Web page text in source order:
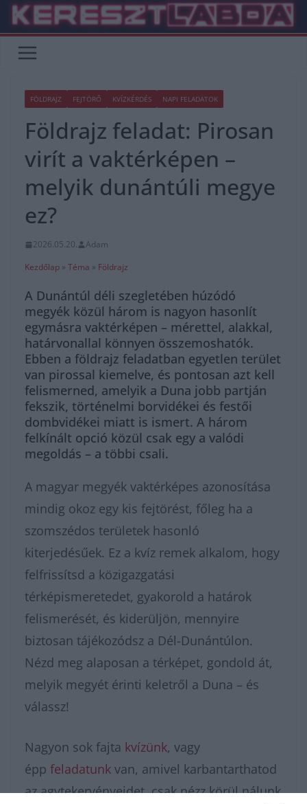
Skip
content
FÖLDRAJZ FEJTÖRŐ KVÍZKÉRDÉS NAPI FELADATOK
Földrajz feladat: Pirosan
virít a vaktérképen –
melyik dunántúli megye
ez?
2026.05.20.
Adam
Kezdőlap » Téma » Földrajz
A Dunántúl déli szegletében húzódó
megyék közül három is nagyon hasonlít
egymásra vaktérképen – mérettel, alakkal,
határvonallal könnyen összemoshatók.
Ebben a földrajz feladatban egyetlen terület
van pirossal kiemelve, és pontosan azt kell
felismerned, amelyik a Duna jobb partján
fekszik, történelmi borvidékei és festői
dombvidékei miatt is ismert. A három
felkínált opció közül csak egy a valódi
megoldás – a többi csali.
A magyar megyék vaktérképes azonosítása
mindig okoz egy kis fejtörést, főleg ha a
szomszédos területek hasonló
kiterjedésűek. Ez a kvíz remek alkalom, hogy
felfrissítsd a közigazgatási
térképismeretedet, gyakorold a határok
felismerését, és kiderüljön, mennyire
biztosan tájékozódsz a Dél-Dunántúlon.
Nézd meg alaposan a térképet, gondold át,
melyik megyét érinti keletről a Duna – és
válassz!
Nagyon sok fajta kvízünk, vagy
épp feladatunk van, amivel karbantarthatod
az agytekervényeidet, csak nézz körül nálunk